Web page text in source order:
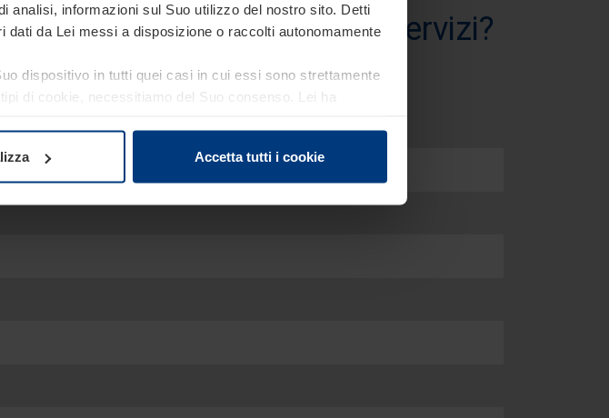
analisi, informazioni sul Suo utilizzo del nostro sito. Detti
da Lei messi a disposizione o raccolti autonomamente
dispositivo in tutti quei casi in cui essi sono strettamente
di cookie, necessitiamo del Suo consenso. Lei ha
Accetta tutti i cookie
sui nostri prodotti e servizi?